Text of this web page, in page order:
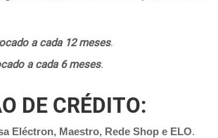
a cada 12 meses.
a cada 6 meses.
DE CRÉDITO:
Eléctron, Maestro, Rede Shop e ELO.